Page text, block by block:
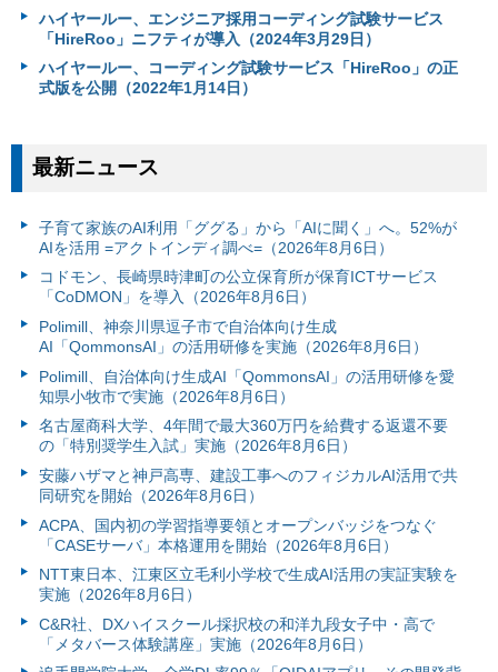
ハイヤールー、エンジニア採用コーディング試験サービス
「HireRoo」ニフティが導入（2024年3月29日）
ハイヤールー、コーディング試験サービス「HireRoo」の正
式版を公開（2022年1月14日）
最新ニュース
子育て家族のAI利用「ググる」から「AIに聞く」へ。52%が
AIを活用 =アクトインディ調べ=（2026年8月6日）
コドモン、長崎県時津町の公立保育所が保育ICTサービス
「CoDMON」を導入（2026年8月6日）
Polimill、神奈川県逗子市で自治体向け生成
AI「QommonsAI」の活用研修を実施（2026年8月6日）
Polimill、自治体向け生成AI「QommonsAI」の活用研修を愛
知県小牧市で実施（2026年8月6日）
名古屋商科大学、4年間で最大360万円を給費する返還不要
の「特別奨学生入試」実施（2026年8月6日）
安藤ハザマと神戸高専、建設工事へのフィジカルAI活用で共
同研究を開始（2026年8月6日）
ACPA、国内初の学習指導要領とオープンバッジをつなぐ
「CASEサーバ」本格運用を開始（2026年8月6日）
NTT東日本、江東区立毛利小学校で生成AI活用の実証実験を
実施（2026年8月6日）
C&R社、DXハイスクール採択校の和洋九段女子中・高で
「メタバース体験講座」実施（2026年8月6日）